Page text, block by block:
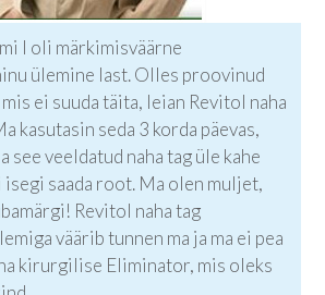
I oli märkimisväärne
ülemine last. Olles proovinud
ei suuda täita, leian Revitol naha
kasutasin seda 3 korda päevas,
see veeldatud naha tag üle kahe
isegi saada root. Ma olen muljet,
Revitol naha tag
väärib tunnen ma ja ma ei pea
kirurgilise Eliminator, mis oleks